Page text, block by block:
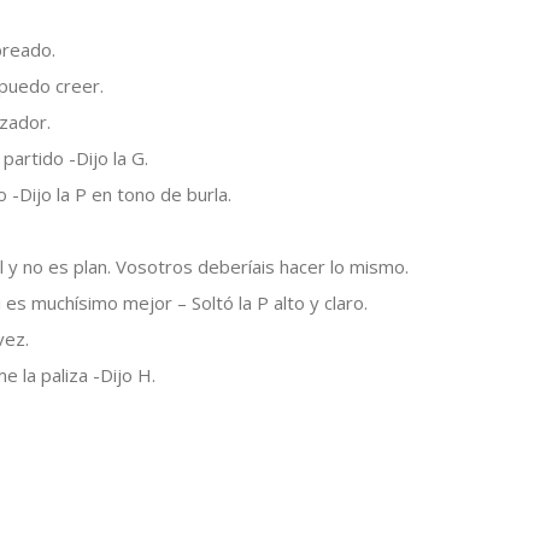
creer.
-Dijo la G.
-Dijo la P en tono de burla.
no es plan. Vosotros deberíais hacer lo mismo.
muchísimo mejor – Soltó la P alto y claro.
la paliza -Dijo H.